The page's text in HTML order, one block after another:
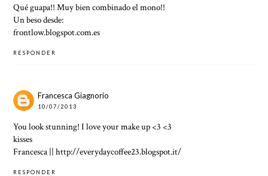
Qué guapa!! Muy bien combinado el mono!!
Un beso desde:
frontlow.blogspot.com.es
RESPONDER
Francesca Giagnorio
10/07/2013
You look stunning! I love your make up <3 <3
kisses
Francesca || http://everydaycoffee23.blogspot.it/
RESPONDER